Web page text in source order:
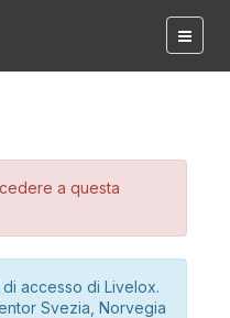
a questa
accesso di Livelox.
Svezia, Norvegia